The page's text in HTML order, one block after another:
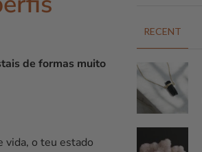
de formas muito
vida, o teu estado
RECENT